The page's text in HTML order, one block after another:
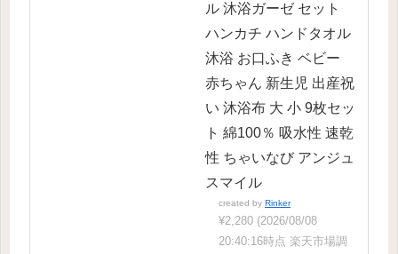
ル 沐浴ガーゼ セット
ハンカチ ハンドタオル
沐浴 お口ふき ベビー
赤ちゃん 新生児 出産祝
い 沐浴布 大 小 9枚セッ
ト 綿100％ 吸水性 速乾
性 ちゃいなび アンジュ
スマイル
created by Rinker
¥2,280 (2026/08/08
20:40:16時点 楽天市場調